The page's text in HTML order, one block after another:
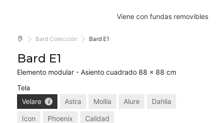
Viene con fundas removibles
🏠 Bard Colección Bard E1
Bard E1
Elemento modular - Asiento cuadrado 88 × 88 cm
Tela
Velare
Astra Mollia Alure Dahlia
Icon Phoenix
Calidad